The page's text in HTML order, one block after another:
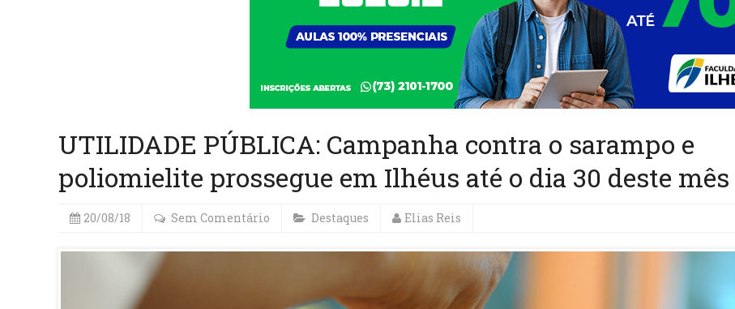
UTILIDADE PÚBLICA: Campanha contra o sarampo e
poliomielite prossegue em Ilhéus até o dia 30 deste mês
20/08/18 Sem Comentário Destaques Elias Reis